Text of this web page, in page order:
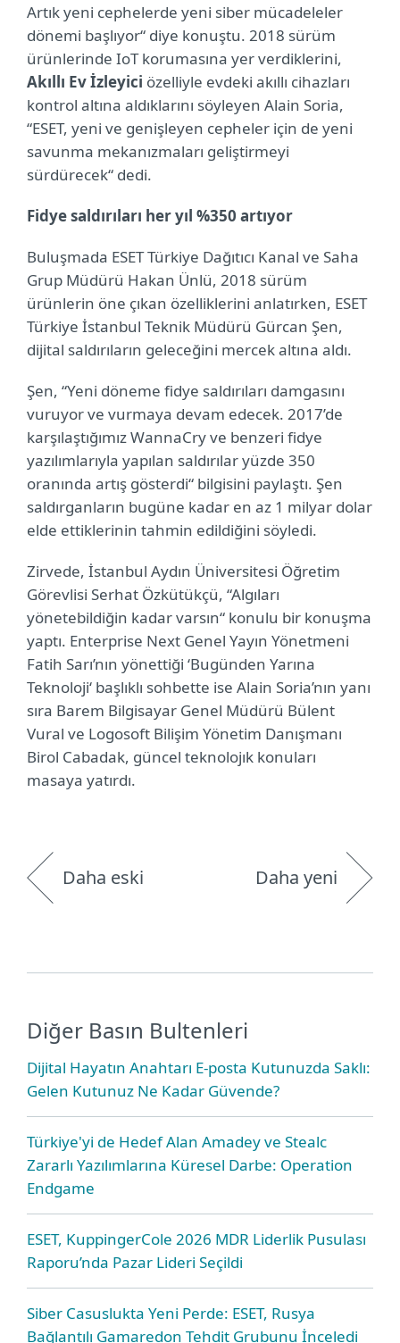
Artık yeni cephelerde yeni siber mücadeleler
dönemi başlıyor“ diye konuştu. 2018 sürüm
ürünlerinde IoT korumasına yer verdiklerini,
Akıllı Ev İzleyici özelliyle evdeki akıllı cihazları
kontrol altına aldıklarını söyleyen Alain Soria,
“ESET, yeni ve genişleyen cepheler için de yeni
savunma mekanızmaları geliştirmeyi
sürdürecek“ dedi.
Fidye saldırıları her yıl %350 artıyor
Buluşmada ESET Türkiye Dağıtıcı Kanal ve Saha
Grup Müdürü Hakan Ünlü, 2018 sürüm
ürünlerin öne çıkan özelliklerini anlatırken, ESET
Türkiye İstanbul Teknik Müdürü Gürcan Şen,
dijital saldırıların geleceğini mercek altına aldı.
Şen, “Yeni döneme fidye saldırıları damgasını
vuruyor ve vurmaya devam edecek. 2017’de
karşılaştığımız WannaCry ve benzeri fidye
yazılımlarıyla yapılan saldırılar yüzde 350
oranında artış gösterdi“ bilgisini paylaştı. Şen
saldırganların bugüne kadar en az 1 milyar dolar
elde ettiklerinin tahmin edildiğini söyledi.
Zirvede, İstanbul Aydın Üniversitesi Öğretim
Görevlisi Serhat Özkütükçü, “Algıları
yönetebildiğin kadar varsın“ konulu bir konuşma
yaptı. Enterprise Next Genel Yayın Yönetmeni
Fatih Sarı’nın yönettiği ‘Bugünden Yarına
Teknoloji‘ başlıklı sohbette ise Alain Soria’nın yanı
sıra Barem Bilgisayar Genel Müdürü Bülent
Vural ve Logosoft Bilişim Yönetim Danışmanı
Birol Cabadak, güncel teknolojık konuları
masaya yatırdı.
Daha eski Daha yeni
Diğer Basın Bultenleri
Dijital Hayatın Anahtarı E-posta Kutunuzda Saklı:
Gelen Kutunuz Ne Kadar Güvende?
Türkiye'yi de Hedef Alan Amadey ve Stealc
Zararlı Yazılımlarına Küresel Darbe: Operation
Endgame
ESET, KuppingerCole 2026 MDR Liderlik Pusulası
Raporu’nda Pazar Lideri Seçildi
Siber Casuslukta Yeni Perde: ESET, Rusya
Bağlantılı Gamaredon Tehdit Grubunu İnceledi